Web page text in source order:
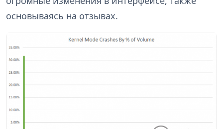
основываясь на отзывах.